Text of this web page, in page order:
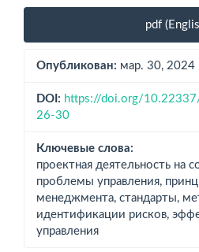
Боковая
панель
статьи
pdf
Опубликован: мар. 30, 2024
DOI: https://doi.org/
26-30
Ключевые слова:
проектная деятельность на
проблемы управления,
менеджмента, стандарты,
идентификации рисков,
управления